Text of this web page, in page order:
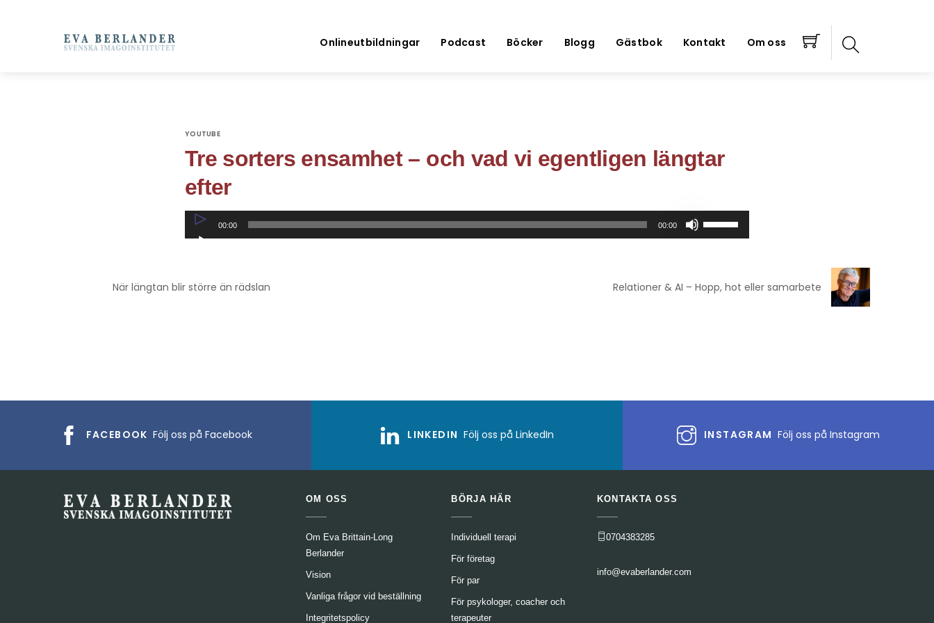
Onlineutbildningar Podcast Böcker Blogg Gästbok Kontakt Om oss
YOUTUBE
Tre sorters ensamhet – och vad vi egentligen längtar
efter
Ljudspelare
00:00 00:00
att
När längtan blir större än rädslan Relationer & AI – Hopp, hot eller samarbete
FACEBOOK Följ oss på Facebook LINKEDIN Följ oss på LinkedIn INSTAGRAM Följ oss på Instagram
OM OSS
Om Eva Brittain-Long
Berlander
Vision
Vanliga frågor vid beställning
Integritetspolicy
BÖRJA HÄR
Individuell terapi
För företag
För par
För psykologer, coacher och
terapeuter
KONTAKTA OSS
0704383285
info@evaberlander.com